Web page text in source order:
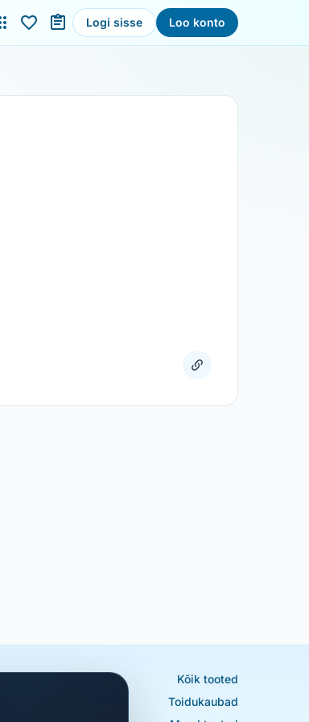
Logi sisse Loo konto
Kõik tooted
Toidukaubad